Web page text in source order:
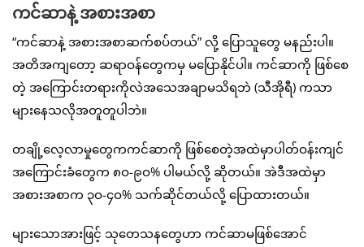
ကင်ဆာနဲ့ အစားအစာ
“ကင်ဆာနဲ့ အစားအစာဆက်စပ်တယ်” လို့ ပြောသူတွေ မနည်းပါ။
အတိအကျတော့ ဆရာဝန်တွေကမှ မပြောနိုင်ပါ။ ကင်ဆာကို ဖြစ်စေ
တဲ့ အကြောင်းတရားကိုလဲအသေအချာမသိရဘဲ (သီအိုရီ) ကသာ
များနေသလိုအတူတူပါဘဲ။
တချို့လေ့လာမှုတွေကကင်ဆာကို ဖြစ်စေတဲ့အထဲမှာပါတ်ဝန်းကျင်
အကြောင်းခံတွေက ၈ဝ-၉ဝ% ပါမယ်လို့ ဆိုတယ်။ အဲဒီအထဲမှာ
အစားအစာက ၃ဝ-၄ဝ% သက်ဆိုင်တယ်လို့ ပြောထားတယ်။
များသောအားဖြင့် သုတေသနတွေဟာ ကင်ဆာမဖြစ်အောင်